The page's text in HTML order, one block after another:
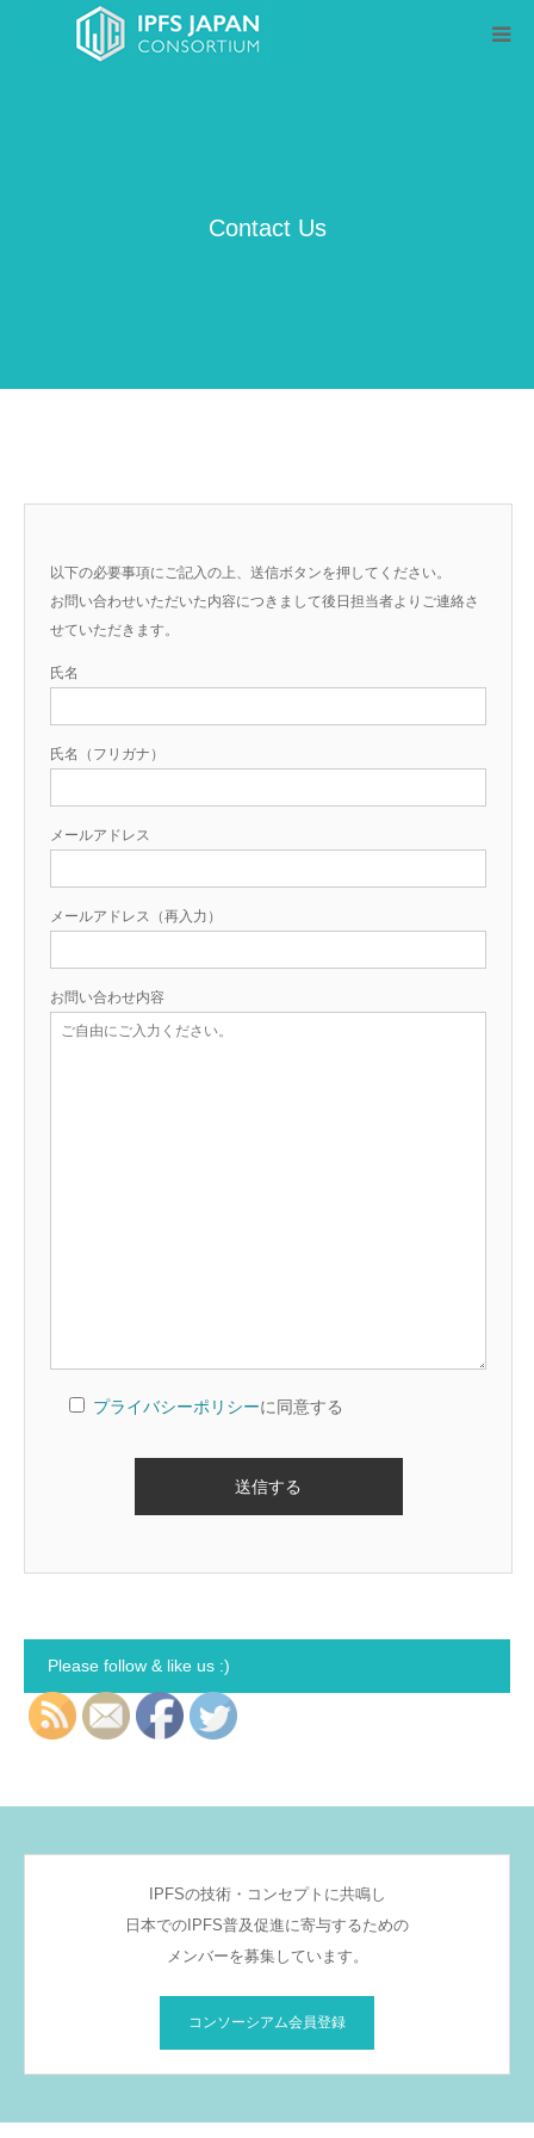
Contact Us
以下の必要事項にご記入の上、送信ボタンを押してください。
お問い合わせいただいた内容につきまして後日担当者よりご連絡さ
せていただきます。
氏名
氏名（フリガナ）
メールアドレス
メールアドレス（再入力）
お問い合わせ内容
プライバシーポリシーに同意する
Please follow & like us :)
IPFSの技術・コンセプトに共鳴し
日本でのIPFS普及促進に寄与するための
メンバーを募集しています。
コンソーシアム会員登録